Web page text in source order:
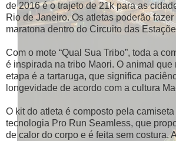
de 2016 é o trajeto de 21k para as
Rio de Janeiro. Os atletas poderão
maratona dentro do Circuito das
Com o mote “Qual Sua Tribo”, toda a
é inspirada na tribo Maori. O animal que
etapa é a tartaruga, que significa
longevidade de acordo com a cultura
O kit do atleta é composto pela
tecnologia Pro Run Seamless, que
de calor do corpo e é feita sem costura.